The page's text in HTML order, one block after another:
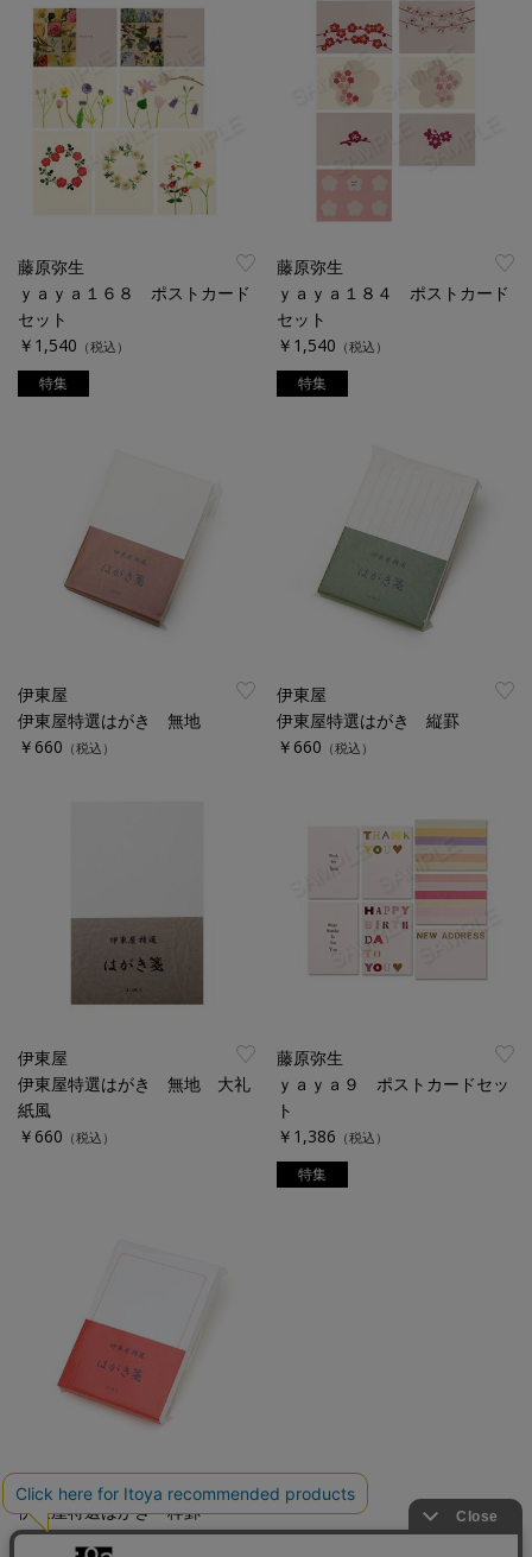
藤原弥生
ｙａｙａ１６８ ポストカード
セット
￥1,540 （税込）
特集
藤原弥生
ｙａｙａ１８４ ポストカード
セット
￥1,540 （税込）
特集
伊東屋
伊東屋特選はがき 無地
￥660 （税込）
伊東屋
伊東屋特選はがき 縦罫
￥660 （税込）
伊東屋
伊東屋特選はがき 無地 大礼
紙風
￥660 （税込）
藤原弥生
ｙａｙａ９ ポストカードセッ
ト
￥1,386 （税込）
特集
伊東屋
伊東屋特選はがき 枠罫
￥660（税込）